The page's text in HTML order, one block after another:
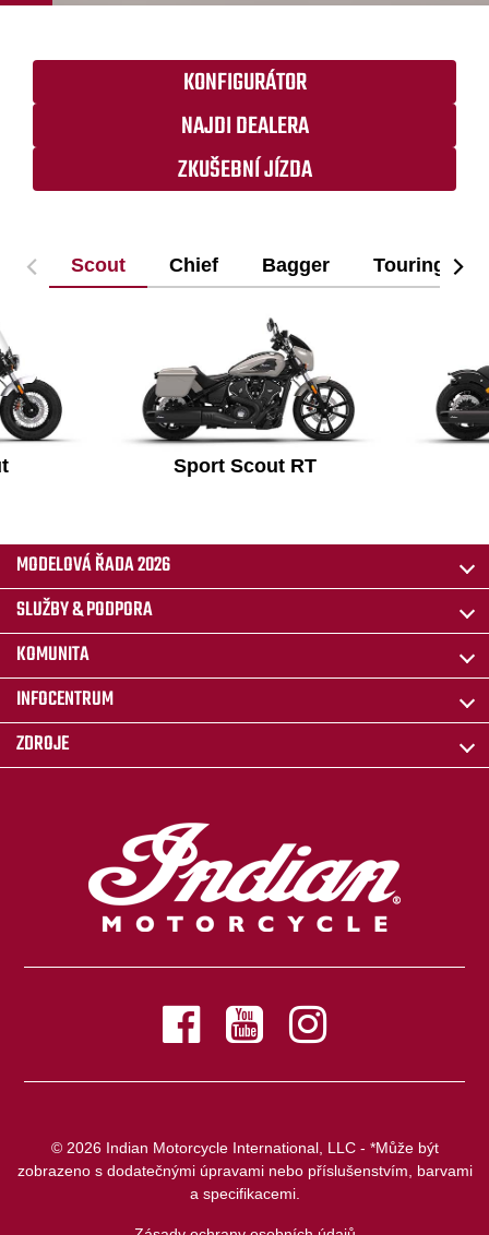
KONFIGURÁTOR
NAJDI DEALERA
ZKUŠEBNÍ JÍZDA
Scout Chief Bagger Touring
Sport Scout RT
MODELOVÁ ŘADA 2026
SLUŽBY & PODPORA
KOMUNITA
INFOCENTRUM
ZDROJE
© 2026 Indian Motorcycle International, LLC - *Může být
zobrazeno s dodatečnými úpravami nebo příslušenstvím, barvami
a specifikacemi.